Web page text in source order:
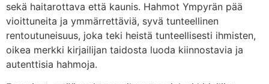
sekä haitarottava että kaunis. Hahmot Ympyrän pää
vioittuneita ja ymmärrettäviä, syvä tunteellinen
rentoutuneisuus, joka teki heistä tunteellisesti ihmisten,
oikea merkki kirjailijan taidosta luoda kiinnostavia ja
autenttisia hahmoja.